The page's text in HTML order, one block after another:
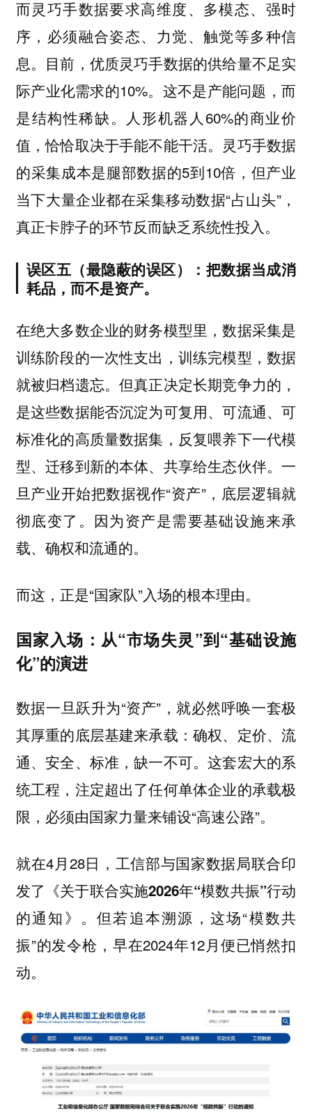
而灵巧手数据要求高维度、多模态、强时
序，必须融合姿态、力觉、触觉等多种信
息。目前，优质灵巧手数据的供给量不足实
际产业化需求的10%。这不是产能问题，而
是结构性稀缺。人形机器人60%的商业价
值，恰恰取决于手能不能干活。灵巧手数据
的采集成本是腿部数据的5到10倍，但产业
当下大量企业都在采集移动数据“占山头”，
真正卡脖子的环节反而缺乏系统性投入。
误区五（最隐蔽的误区）：把数据当成消
耗品，而不是资产。
在绝大多数企业的财务模型里，数据采集是
训练阶段的一次性支出，训练完模型，数据
就被归档遗忘。但真正决定长期竞争力的，
是这些数据能否沉淀为可复用、可流通、可
标准化的高质量数据集，反复喂养下一代模
型、迁移到新的本体、共享给生态伙伴。一
旦产业开始把数据视作“资产”，底层逻辑就
彻底变了。 因为资产是需要基础设施来承
载、确权和流通的。
而这，正是“国家队”入场的根本理由。
国家入场：从“市场失灵”到“基础设施
化”的演进
数据一旦跃升为“资产”，就必然呼唤一套极
其厚重的底层基建来承载：确权、定价、流
通、安全、标准，缺一不可。这套宏大的系
统工程，注定超出了任何单体企业的承载极
限，必须由国家力量来铺设“高速公路”。
就在4月28日，工信部与国家数据局联合印
发了 《关于联合实施2026年“模数共振”行动
的通知》 。但若追本溯源，这场“模数共
振”的发令枪，早在2024年12月便已悄然扣
动。